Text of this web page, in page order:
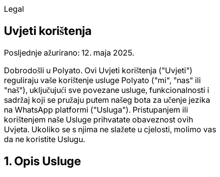
Legal
Uvjeti korištenja
Posljednje ažurirano: 12. maja 2025.
Dobrodošli u Polyato. Ovi Uvjeti korištenja ("Uvjeti")
reguliraju vaše korištenje usluge Polyato ("mi", "nas" ili
"naš"), uključujući sve povezane usluge, funkcionalnosti i
sadržaj koji se pružaju putem našeg bota za učenje jezika
na WhatsApp platformi ("Usluga"). Pristupanjem ili
korištenjem naše Usluge prihvatate obaveznost ovih
Uvjeta. Ukoliko se s njima ne slažete u cjelosti, molimo vas
da ne koristite Uslugu.
1. Opis Usluge